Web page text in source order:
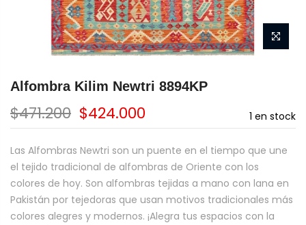
Alfombra Kilim Newtri 8894KP
1 en stock
$471.200 $424.000
Las Alfombras Newtri son un puente en el tiempo que une
el tejido tradicional de alfombras de Oriente con los
colores de hoy. Son alfombras tejidas a mano con lana en
Pakistán por tejedoras que usan motivos tradicionales más
colores alegres y modernos. ¡Alegra tus espacios con la